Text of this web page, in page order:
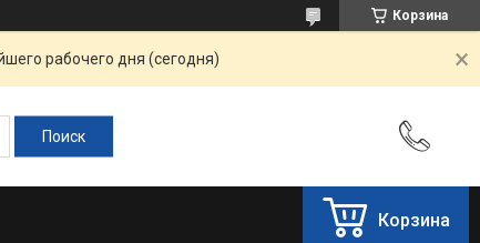
Корзина
рабочего дня (сегодня)
Корзина